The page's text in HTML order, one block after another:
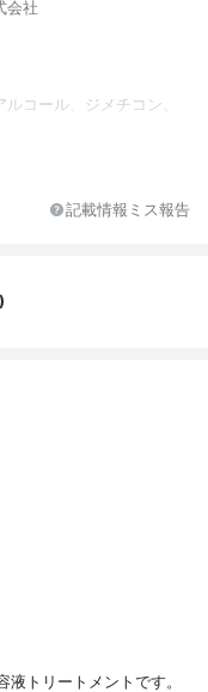
会社
コール、ジメチコン、
エチルヘキシル、クリス
ルギン酸Na、フカスセラ
エチルウレア、加水分解
記載情報ミス報告
トリートメントです。